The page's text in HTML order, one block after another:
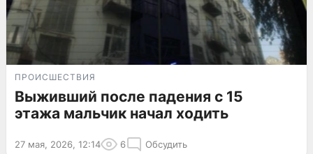
ПРОИСШЕСТВИЯ
Выживший после падения с 15
этажа мальчик начал ходить
27 мая, 2026, 12:14 6 Обсудить